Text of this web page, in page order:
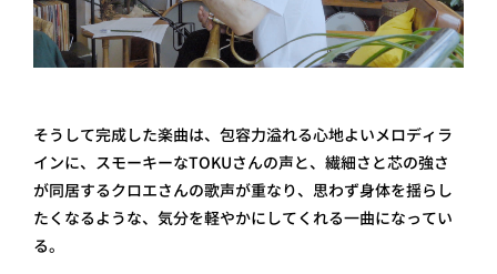
そうして完成した楽曲は、包容力溢れる心地よいメロディラ
インに、スモーキーなTOKUさんの声と、繊細さと芯の強さ
が同居するクロエさんの歌声が重なり、思わず身体を揺らし
たくなるような、気分を軽やかにしてくれる一曲になってい
る。